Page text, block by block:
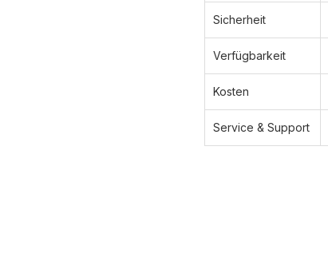
Sicherheit
Verfügbarkeit
Kosten
Service & Support